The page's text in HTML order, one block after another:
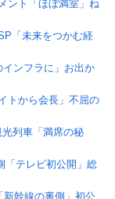
ント「ほぼ満室」ね
「未来をつかむ経
インフラに」お出か
トから会長」不屈の
光列車「満席の秘
「テレビ初公開」総
新幹線の裏側」初公